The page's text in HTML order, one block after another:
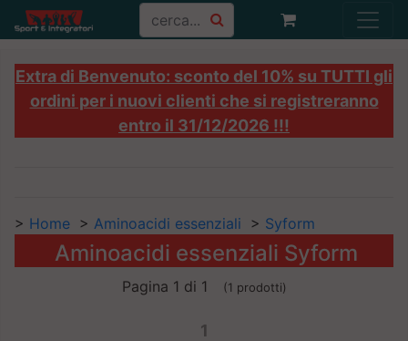
Extra di Benvenuto: sconto del 10% su TUTTI gli
ordini per i nuovi clienti che si registreranno
entro il 31/12/2026 !!!
> Home > Aminoacidi essenziali > Syform
Aminoacidi essenziali Syform
Pagina 1 di 1 (1 prodotti)
1